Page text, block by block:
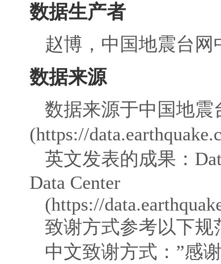
数据生产者
赵博，中国地震台网
数据来源
数据来源于中国地
(https://
英文发表的成果：
Data Center
(https://
致谢方式参考以下规
中文致谢方式：”感